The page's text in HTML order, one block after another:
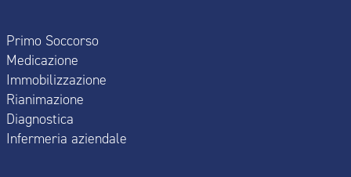
Primo Soccorso
Medicazione
Immobilizzazione
Rianimazione
Diagnostica
Infermeria aziendale